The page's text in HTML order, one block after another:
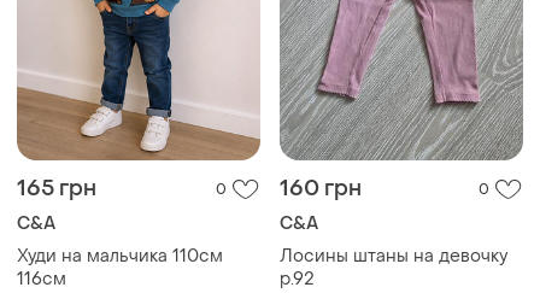
165 грн 0
C&A
Худи на мальчика 110см
116см
160 грн 0
C&A
Лосины штаны на девочку
р.92